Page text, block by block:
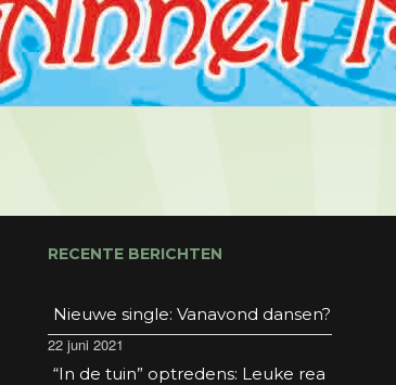
RECENTE BERICHTEN
Nieuwe single: Vanavond dansen?
22 juni 2021
“In de tuin” optredens: Leuke rea